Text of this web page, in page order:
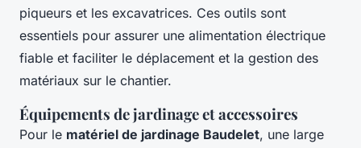
piqueurs et les excavatrices. Ces outils sont
essentiels pour assurer une alimentation électrique
fiable et faciliter le déplacement et la gestion des
matériaux sur le chantier.
Équipements de jardinage et accessoires
Pour le matériel de jardinage Baudelet, une large